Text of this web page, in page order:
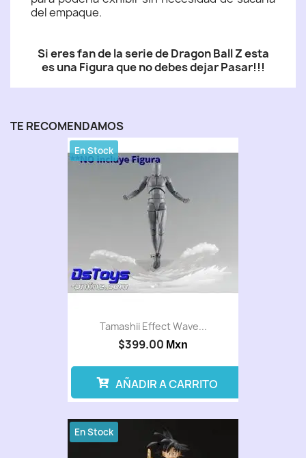
del empaque.
Si eres fan de la serie de Dragon Ball Z esta
es una Figura que no debes dejar Pasar!!!
TE RECOMENDAMOS
Tamashii Effect Wave...
$399.00 Mxn
En Stock
AÑADIR A CARRITO
En Stock